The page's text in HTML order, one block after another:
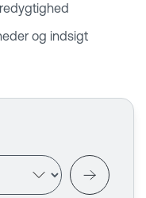
og indsigt